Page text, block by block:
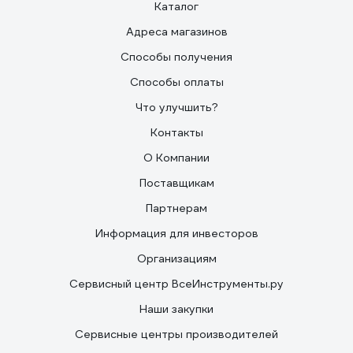
Каталог
Адреса магазинов
Способы получения
Способы оплаты
Что улучшить?
Контакты
О Компании
Поставщикам
Партнерам
Информация для инвесторов
Организациям
Сервисный центр ВсеИнструменты.ру
Наши закупки
Сервисные центры производителей